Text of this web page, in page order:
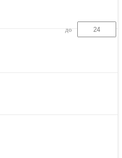
до